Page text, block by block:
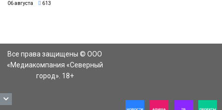
06 августа 613
Все права защищены © ООО
«Медиакомпания «Северный
город». 18+